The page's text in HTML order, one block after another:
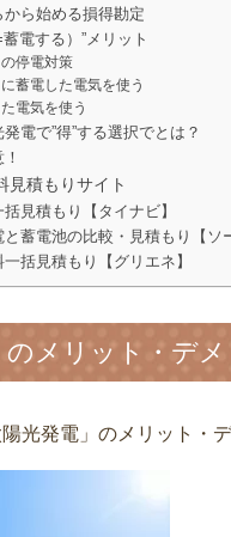
ら始める損得勘定
電する）”メリット
停電対策
蓄電した電気を使う
電気を使う
電で”得”する選択でとは？
見積もりサイト
見積もり【タイナビ】
蓄電池の比較・見積もり【ソ
括見積もり【グリエネ】
のメリット・デメ
光発電」のメリット・